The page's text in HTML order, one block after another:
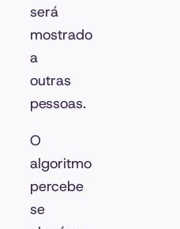
será
mostrado
a
outras
pessoas.
O
algoritmo
percebe
se